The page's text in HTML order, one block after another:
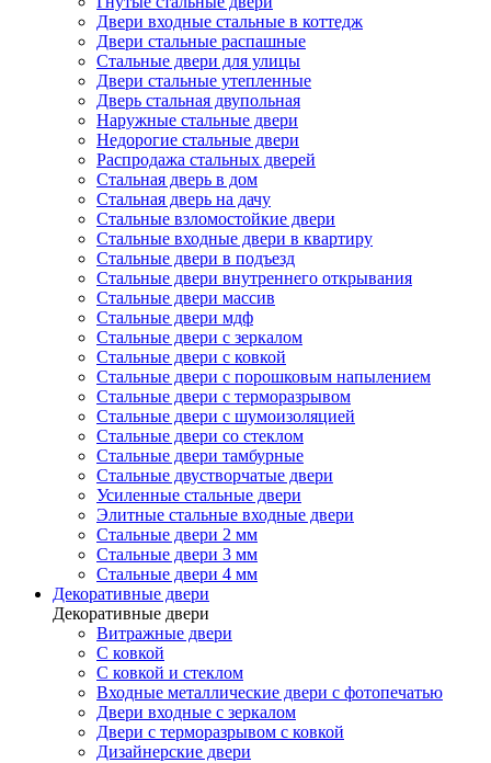
Двери входные стальные в коттедж
Двери стальные распашные
Стальные двери для улицы
Двери стальные утепленные
Дверь стальная двупольная
Наружные стальные двери
Недорогие стальные двери
Распродажа стальных дверей
Стальная дверь в дом
Стальная дверь на дачу
Стальные взломостойкие двери
Стальные входные двери в квартиру
Стальные двери в подъезд
Стальные двери внутреннего открывания
Стальные двери массив
Стальные двери мдф
Стальные двери с зеркалом
Стальные двери с ковкой
Стальные двери с порошковым напылением
Стальные двери с терморазрывом
Стальные двери с шумоизоляцией
Стальные двери со стеклом
Стальные двери тамбурные
Стальные двустворчатые двери
Усиленные стальные двери
Элитные стальные входные двери
Стальные двери 2 мм
Стальные двери 3 мм
Стальные двери 4 мм
Декоративные двери
Декоративные двери
Витражные двери
С ковкой
С ковкой и стеклом
Входные металлические двери с фотопечатью
Двери входные с зеркалом
Двери с терморазрывом с ковкой
Дизайнерские двери